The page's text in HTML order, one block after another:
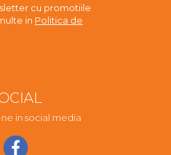
cu promotiile
in Politica de
in social media